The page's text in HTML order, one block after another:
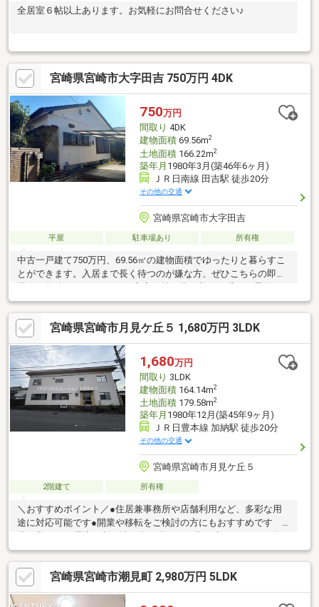
全居室６帖以上あります。お気軽にお問合せください♪
宮崎県宮崎市大字田吉 750万円 4DK
750万円
間取り 4DK
建物面積69.56m2
土地面積166.22m2
築年月 1980年3月(築46年6ヶ月)
ＪＲ日南線 田吉駅 徒歩20分
その他の交通
宮崎県宮崎市大字田吉
平屋 駐車場あり 所有権
中古一戸建て750万円、69.56㎡の建物面積でゆったりと暮らすこ
とができます。入居まで長く待つのが嫌な方、ぜひこちらの即入
注目を集めております！木造住宅なので、どこか懐かしい温もり
があり落ち着いた暮らしを求める方に心地よい空間です。・駐車
場はカーポート付なので雨の日でも安心！・即引き渡しが可能な
ため、スムーズに新生活スタート！当社は、物件購入前の資金計
画・お客様に合う金融機関のご提案や、ハウスクリーニング、リ
フォームなどの住まいの購入に関する手続きをワンストップでサ
ポートいたします！お気軽にお問合せください♪
宮崎県宮崎市月見ケ丘５ 1,680万円 3LDK
1,680万円
間取り 3LDK
建物面積164.14m2
土地面積179.58m2
築年月 1980年12月(築45年9ヶ月)
ＪＲ日豊本線 加納駅 徒歩20分
その他の交通
宮崎県宮崎市月見ケ丘５
2階建て 所有権
＼おすすめポイント／●住居兼事務所や店舗利用など、多彩な用
途に対応可能です●開業や移転をご検討の方にもおすすめです ●
地内に独立した倉庫を完備。収納スペースも充実しています◇周
辺環境◇◆ニトリモール534ｍ：徒歩約7分◆南宮崎駅1817ｍ：お
車で約6分◇現地のご案内について◇◆事前にご予約を頂けます
と夜間のご案内も柔軟に対応致します◆ご自宅や最寄り駅など、
ご指定の場所まで送迎致します◆経験豊富なスタッフが物件詳細
宮崎県宮崎市潮見町 2,980万円 5LDK